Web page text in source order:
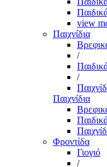
view
Παιχνίδια
/
/
Παιχνίδια
Φροντίδα
Γιογιό
/